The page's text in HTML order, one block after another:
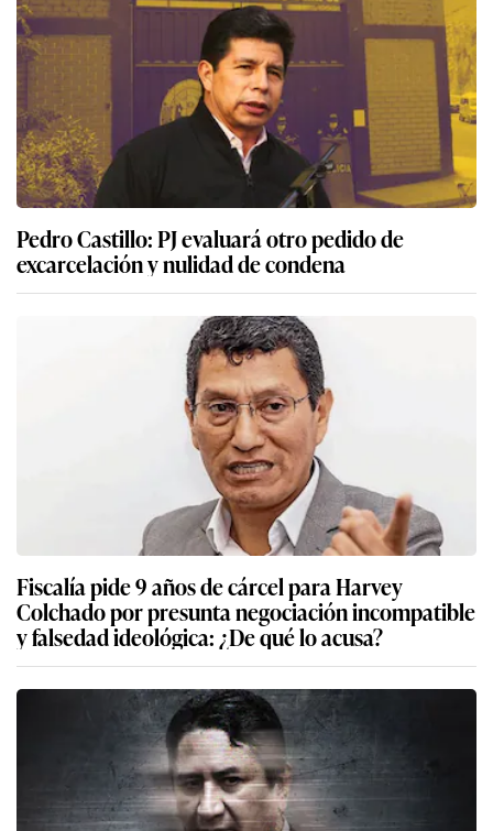
Pedro Castillo: PJ evaluará otro pedido de
excarcelación y nulidad de condena
Fiscalía pide 9 años de cárcel para Harvey
Colchado por presunta negociación incompatible
y falsedad ideológica: ¿De qué lo acusa?